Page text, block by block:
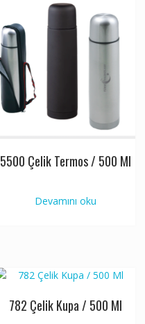
5500 Çelik Termos / 500 Ml
Devamını oku
782 Çelik Kupa / 500 Ml